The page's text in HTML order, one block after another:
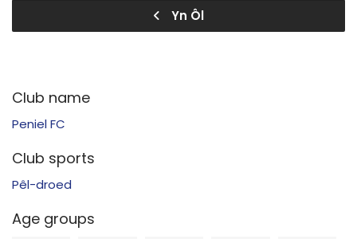
Yn Ôl
Club name
Peniel FC
Club sports
Pêl-droed
Age groups